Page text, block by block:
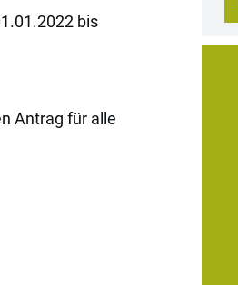
bis
Antrag für alle